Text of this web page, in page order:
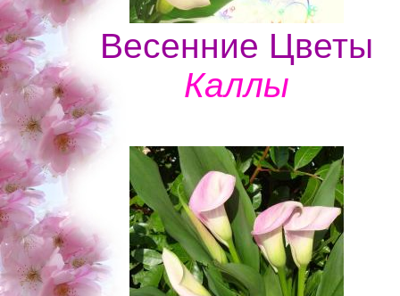
Весенние Цветы
Каллы